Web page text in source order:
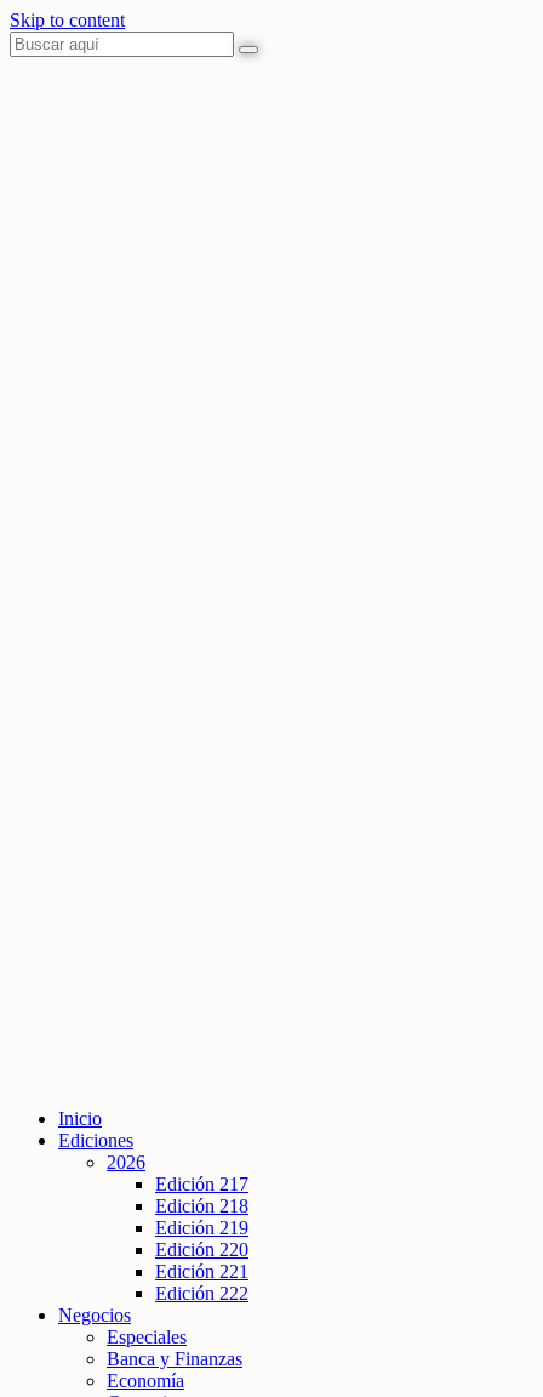
Skip to content
Inicio
Ediciones
2026
Edición 217
Edición 218
Edición 219
Edición 220
Edición 221
Edición 222
Negocios
Especiales
Banca y Finanzas
Economía